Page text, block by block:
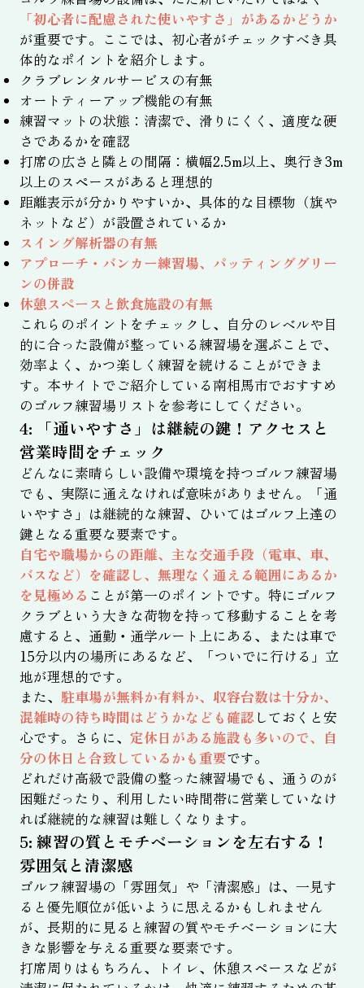
「初心者に配慮された使いやすさ」があるかどうか
が重要です。ここでは、初心者がチェックすべき具
体的なポイントを紹介します。
クラブレンタルサービスの有無
オートティーアップ機能の有無
練習マットの状態：清潔で、滑りにくく、適度な硬
さであるかを確認
打席の広さと隣との間隔：横幅2.5m以上、奥行き3m
以上のスペースがあると理想的
距離表示が分かりやすいか、具体的な目標物（旗や
ネットなど）が設置されているか
スイング解析器の有無
アプローチ・バンカー練習場、パッティンググリー
ンの併設
休憩スペースと飲食施設の有無
これらのポイントをチェックし、自分のレベルや目
的に合った設備が整っている練習場を選ぶことで、
効率よく、かつ楽しく練習を続けることができま
す。本サイトでご紹介している南相馬市でおすすめ
のゴルフ練習場リストを参考にしてください。
4: 「通いやすさ」は継続の鍵！アクセスと
営業時間をチェック
どんなに素晴らしい設備や環境を持つゴルフ練習場
でも、実際に通えなければ意味がありません。「通
いやすさ」は継続的な練習、ひいてはゴルフ上達の
鍵となる重要な要素です。
自宅や職場からの距離、主な交通手段（電車、車、
バスなど）を確認し、無理なく通える範囲にあるか
を見極める ことが第一のポイントです。特にゴルフ
クラブという大きな荷物を持って移動することを考
慮すると、通勤・通学ルート上にある、または車で
15分以内の場所にあるなど、「ついでに行ける」立
地が理想的です。
また、 駐車場が無料か有料か、収容台数は十分か、
混雑時の待ち時間はどうかなども確認 しておくと安
心です。さらに、 定休日がある施設も多いので、自
分の休日と合致しているかも重要です。
どれだけ高級で設備の整った練習場でも、通うのが
困難だったり、利用したい時間帯に営業していなけ
れば継続的な練習は難しくなります。
5: 練習の質とモチベーションを左右する！
雰囲気と清潔感
ゴルフ練習場の「雰囲気」や「清潔感」は、一見す
ると優先順位が低いように思えるかもしれません
が、長期的に見ると練習の質やモチベーションに大
きな影響を与える重要な要素です。
打席周りはもちろん、トイレ、休憩スペースなどが